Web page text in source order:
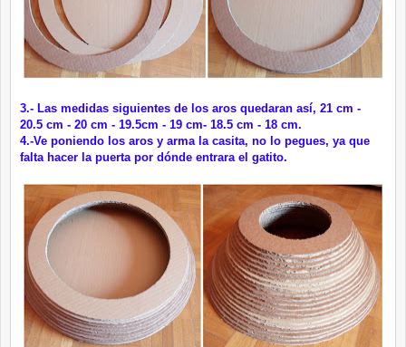
3.- Las medidas siguientes de los aros quedaran así, 21 cm -
20.5 cm - 20 cm - 19.5cm - 19 cm- 18.5 cm - 18 cm.
4.-Ve poniendo los aros y arma la casita, no lo pegues, ya que
falta hacer la puerta por dónde entrara el gatito.